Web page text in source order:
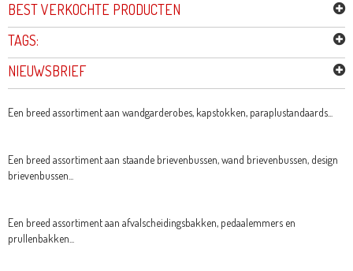
BEST VERKOCHTE PRODUCTEN
TAGS:
NIEUWSBRIEF
Een breed assortiment aan wandgarderobes, kapstokken, paraplustandaards...
Een breed assortiment aan staande brievenbussen, wand brievenbussen, design
brievenbussen...
Een breed assortiment aan afvalscheidingsbakken, pedaalemmers en
prullenbakken...